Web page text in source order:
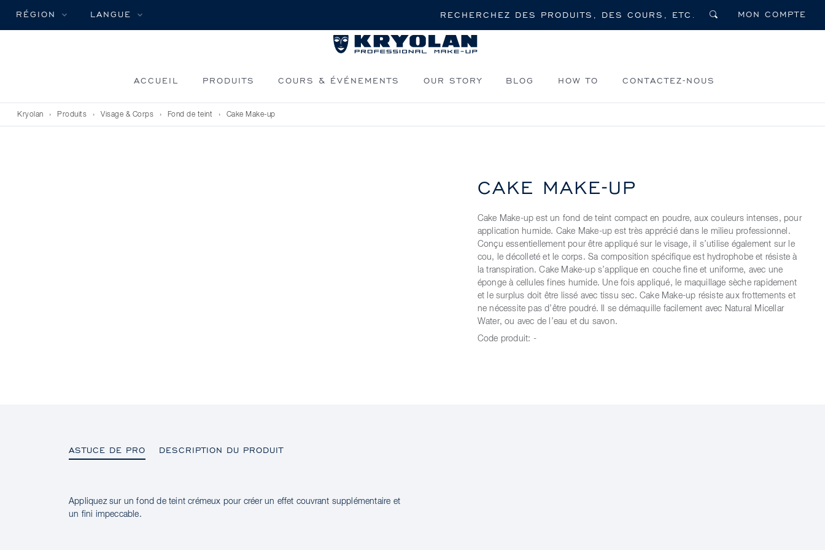
RÉGION LANGUE Rechercher MON COMPTE
ACCUEIL PRODUITS COURS & ÉVÉNEMENTS OUR STORY BLOG HOW TO CONTACTEZ-NOUS
Kryolan › Produits › Visage & Corps › Fond de teint › Cake Make-up
CAKE MAKE-UP
Cake Make-up est un fond de teint compact en poudre, aux couleurs intenses, pour
application humide. Cake Make-up est très apprécié dans le milieu professionnel.
Conçu essentiellement pour être appliqué sur le visage, il s’utilise également sur le
cou, le décolleté et le corps. Sa composition spécifique est hydrophobe et résiste à
la transpiration. Cake Make-up s’applique en couche fine et uniforme, avec une
éponge à cellules fines humide. Une fois appliqué, le maquillage sèche rapidement
et le surplus doit être lissé avec tissu sec. Cake Make-up résiste aux frottements et
ne nécessite pas d’être poudré. Il se démaquille facilement avec Natural Micellar
Water, ou avec de l’eau et du savon.
Code produit: -
ASTUCE DE PRO DESCRIPTION DU PRODUIT
ASTUCE DE PRO
Appliquez sur un fond de teint crémeux pour créer un effet couvrant supplémentaire et
un fini impeccable.